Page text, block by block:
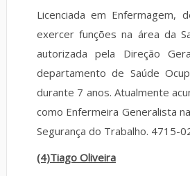
Licenciada em Enfermagem,
exercer funções na área da
autorizada pela Direção
departamento de Saúde
durante 7 anos. Atualmente
como Enfermeira Generalista
Segurança do Trabalho. 4715-
(4)Tiago Oliveira